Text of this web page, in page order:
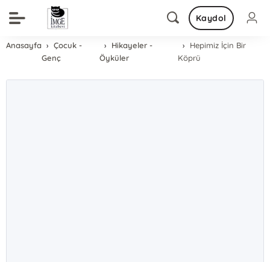
Kaydol
Anasayfa
Çocuk -
Genç
Hikayeler -
Öyküler
Hepimiz İçin Bir
Köprü